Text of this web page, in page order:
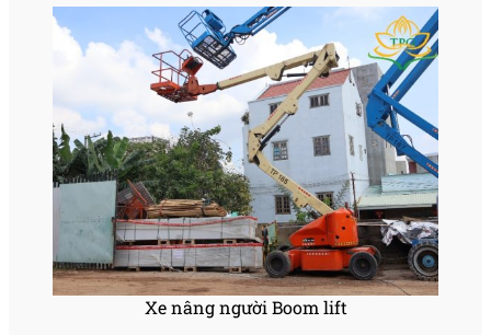
Xe nâng người Boom lift